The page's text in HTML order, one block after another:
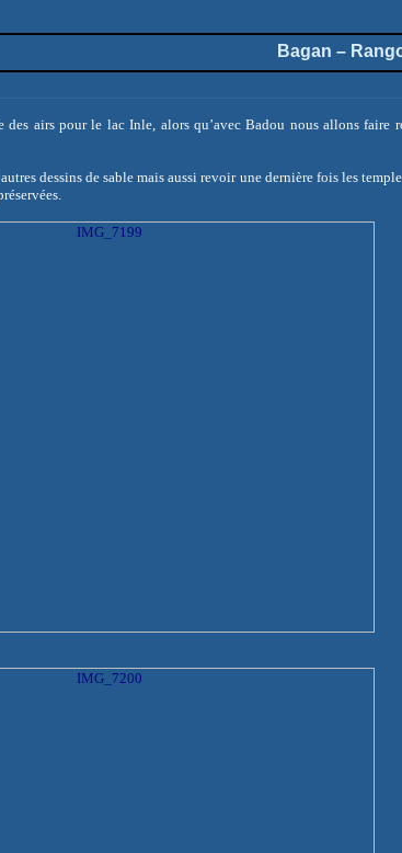
Bagan –
des airs pour le lacInle, alors qu’avec Badou nous allons faire
dessins de sable mais aussi revoir une dernière fois les